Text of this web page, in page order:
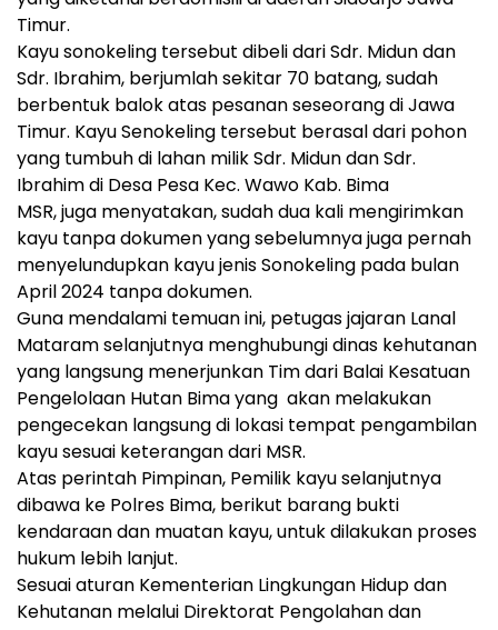
Timur.
Kayu sonokeling tersebut dibeli dari Sdr. Midun dan
Sdr. Ibrahim, berjumlah sekitar 70 batang, sudah
berbentuk balok atas pesanan seseorang di Jawa
Timur. Kayu Senokeling tersebut berasal dari pohon
yang tumbuh di lahan milik Sdr. Midun dan Sdr.
Ibrahim di Desa Pesa Kec. Wawo Kab. Bima
MSR, juga menyatakan, sudah dua kali mengirimkan
kayu tanpa dokumen yang sebelumnya juga pernah
menyelundupkan kayu jenis Sonokeling pada bulan
April 2024 tanpa dokumen.
Guna mendalami temuan ini, petugas jajaran Lanal
Mataram selanjutnya menghubungi dinas kehutanan
yang langsung menerjunkan Tim dari Balai Kesatuan
Pengelolaan Hutan Bima yang akan melakukan
pengecekan langsung di lokasi tempat pengambilan
kayu sesuai keterangan dari MSR.
Atas perintah Pimpinan, Pemilik kayu selanjutnya
dibawa ke Polres Bima, berikut barang bukti
kendaraan dan muatan kayu, untuk dilakukan proses
hukum lebih lanjut.
Sesuai aturan Kementerian Lingkungan Hidup dan
Kehutanan melalui Direktorat Pengolahan dan